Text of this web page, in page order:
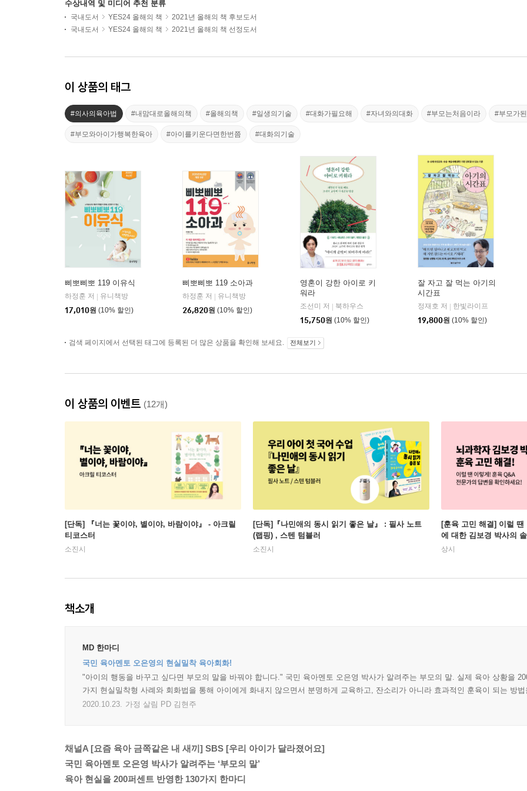
수상내역 및 미디어 추천 분류
국내도서 YES24 올해의 책
2021년 올해의 책 후보도서
국내도서
YES24 올해의 책 2021년 올해의 책 선정도서
이 상품의 태그
#의사의육아법 #내맘대로올해의책 #올해의책 #일생의기술 #대화가필요해 #자녀와의대화 #부모는처음이라 #부모가
#부모와아이가행복한육아 #아이를키운다면한번쯤 #대화의기술
삐뽀삐뽀 119 이유식
하정훈 저
유니책방
17,010원 (10% 할인)
삐뽀삐뽀 119 소아과
하정훈 저
유니책방
26,820원 (10% 할인)
영혼이 강한 아이로 키
워라
조선미 저
북하우스
15,750원 (10% 할인)
잘 자고 잘 먹는 아기의
시간표
정재호 저
한빛라이프
19,800원 (10% 할인)
검색 페이지에서 선택된 태그에 등록된 더 많은 상품을 확인해 보세요. 전체보기
이 상품의 이벤트 (12개)
[단독] 『너는 꽃이야, 별이야, 바람이야』 - 아크릴
티코스터
소진시
[단독]『나민애의 동시 읽기 좋은 날』 : 필사 노트
(랩핑) , 스텐 텀블러
소진시
[훈육 고민 해결] 이럴
에 대한 김보경 박사의
상시
책소개
MD 한마디
국민 육아멘토 오은영의 현실밀착 육아회화!
"아이의 행동을 바꾸고 싶다면 부모의 말을 바꿔야 합니다." 국민 육아멘토 오은영 박사가 알려주는 부모의 말. 실제 육아 상황을
가지 현실밀착형 사례와 회화법을 통해 아이에게 화내지 않으면서 분명하게 교육하고, 잔소리가 아니라 효과적인 훈육이 되는 방
2020.10.23. 가정 살림 PD 김현주
채널A [요즘 육아 금쪽같은 내 새끼] SBS [우리 아이가 달라졌어요]
국민 육아멘토 오은영 박사가 알려주는 ‘부모의 말’
육아 현실을 200퍼센트 반영한 130가지 한마디